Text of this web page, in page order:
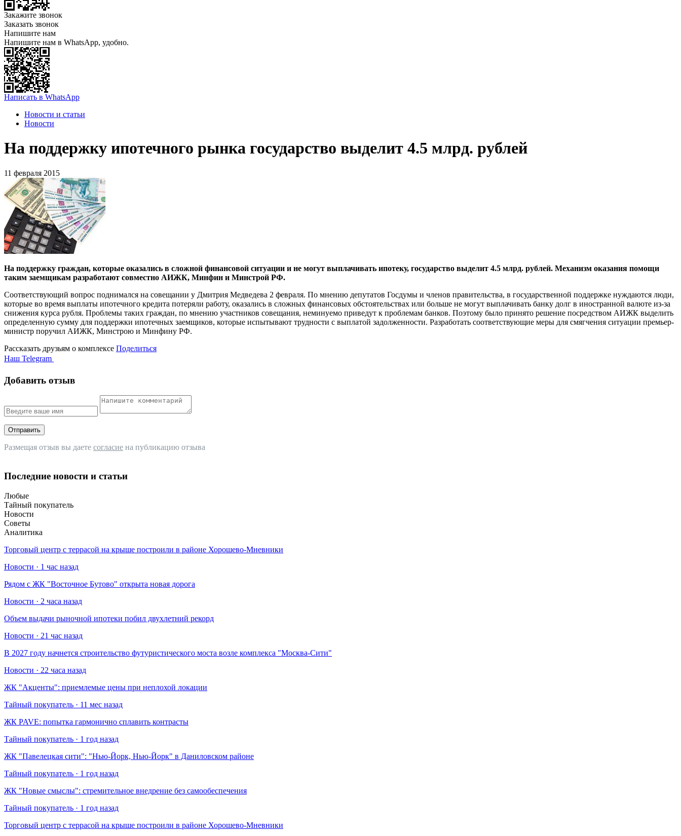
Закажите звонок
Заказать звонок
Напишите нам
Напишите нам в WhatsApp, удобно.
Написать в WhatsApp
Новости и статьи
Новости
На поддержку ипотечного рынка государство выделит 4.5 млрд. рублей
11 февраля 2015
На поддержку граждан, которые оказались в сложной финансовой ситуации и не могут выплачивать ипотеку, государство выделит 4.5 млрд. рублей. Механизм оказания помощи
таким заемщикам разработают совместно АИЖК, Минфин и Минстрой РФ.
Соответствующий вопрос поднимался на совещании у Дмитрия Медведева 2 февраля. По мнению депутатов Госдумы и членов правительства, в государственной поддержке нуждаются люди,
которые во время выплаты ипотечного кредита потеряли работу, оказались в сложных финансовых обстоятельствах или больше не могут выплачивать банку долг в иностранной валюте из-за
снижения курса рубля. Проблемы таких граждан, по мнению участников совещания, неминуемо приведут к проблемам банков. Поэтому было принято решение посредством АИЖК выделить
определенную сумму для поддержки ипотечных заемщиков, которые испытывают трудности с выплатой задолженности. Разработать соответствующие меры для смягчения ситуации премьер-
министр поручил АИЖК, Минстрою и Минфину РФ.
Рассказать друзьям о комплексе Поделиться
Наш Telegram
Добавить отзыв
Отправить
Размещая отзыв вы даете согласие на публикацию отзыва
Последние новости и статьи
Любые
Тайный покупатель
Новости
Советы
Аналитика
Торговый центр с террасой на крыше построили в районе Хорошево-Мневники
Новости · 1 час назад
Рядом с ЖК "Восточное Бутово" открыта новая дорога
Новости · 2 часа назад
Объем выдачи рыночной ипотеки побил двухлетний рекорд
Новости · 21 час назад
В 2027 году начнется строительство футуристического моста возле комплекса "Москва-Сити"
Новости · 22 часа назад
​ЖК "Акценты": приемлемые цены при неплохой локации
Тайный покупатель · 11 мес назад
​ЖК PAVE: попытка гармонично сплавить контрасты
Тайный покупатель · 1 год назад
​ЖК "Павелецкая сити": "Нью-Йорк, Нью-Йорк" в Даниловском районе
Тайный покупатель · 1 год назад
​ЖК "Новые смыслы": стремительное внедрение без самообеспечения
Тайный покупатель · 1 год назад
Торговый центр с террасой на крыше построили в районе Хорошево-Мневники